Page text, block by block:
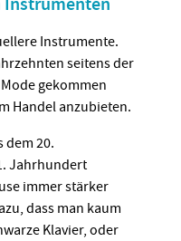
Instrumente.
seitens der
gekommen
Handel anzubieten.
dem 20.
Jahrhundert
immer stärker
dass man kaum
Klavier, oder